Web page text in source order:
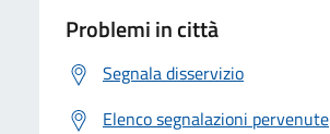
Problemi in città
Segnala disservizio
Elenco segnalazioni pervenute